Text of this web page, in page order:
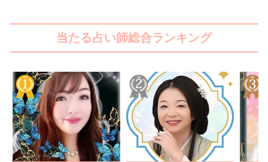
当たる占い師総合ランキング